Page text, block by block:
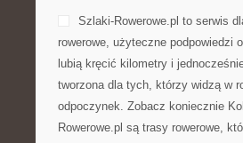
Szlaki-Rowerowe.pl to serwis
rowerowe, użyteczne podpowiedzi
lubią kręcić kilometry i
tworzona dla tych, którzy widzą w
odpoczynek. Zobacz koniecznie
Rowerowe.pl są trasy rowerowe,